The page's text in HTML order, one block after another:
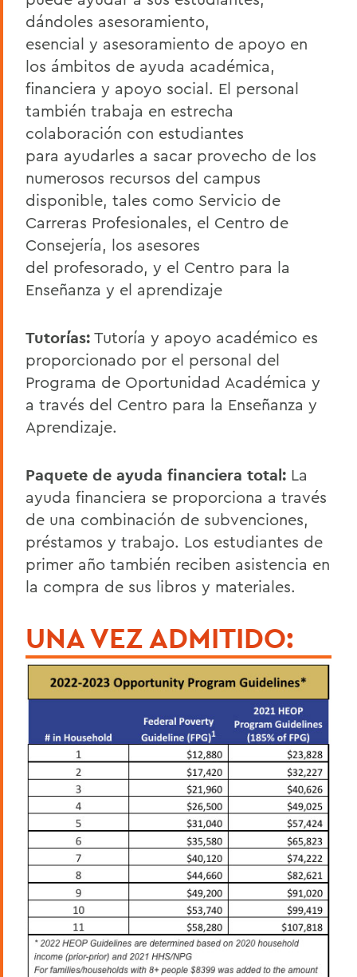
dándoles asesoramiento,
esencial y asesoramiento de apoyo en
los ámbitos de ayuda académica,
financiera y apoyo social. El personal
también trabaja en estrecha
colaboración con estudiantes
para ayudarles a sacar provecho de los
numerosos recursos del campus
disponible, tales como Servicio de
Carreras Profesionales, el Centro de
Consejería, los asesores
del profesorado, y el Centro para la
Enseñanza y el aprendizaje
Tutorías: Tutoría y apoyo académico es
proporcionado por el personal del
Programa de Oportunidad Académica y
a través del Centro para la Enseñanza y
Aprendizaje.
Paquete de ayuda financiera total: La
ayuda financiera se proporciona a través
de una combinación de subvenciones,
préstamos y trabajo. Los estudiantes de
primer año también reciben asistencia en
la compra de sus libros y materiales.
UNA VEZ ADMITIDO: